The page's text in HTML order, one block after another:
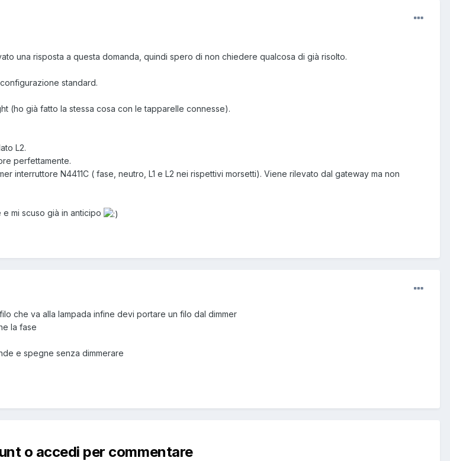
una risposta a questa domanda, quindi spero di non chiedere qualcosa di già risolto.
standard.
(ho già fatto la stessa cosa con le tapparelle connesse).
L2.
perfettamente.
interruttore N4411C ( fase, neutro, L1 e L2 nei rispettivi morsetti). Viene rilevato dal gateway ma non
e mi scuso già in anticipo
che va alla lampada infine devi portare un filo dal dimmer
la fase
e spegne senza dimmerare
o accedi per commentare